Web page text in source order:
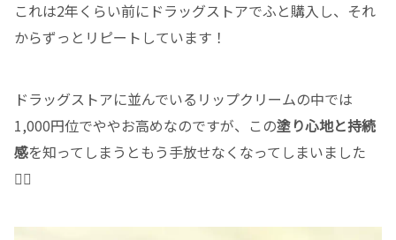
これは2年くらい前にドラッグストアでふと購入し、それ
からずっとリピートしています！
ドラッグストアに並んでいるリップクリームの中では
1,000円位でややお高めなのですが、この塗り心地と持続
感を知ってしまうともう手放せなくなってしまいました
👍🏻